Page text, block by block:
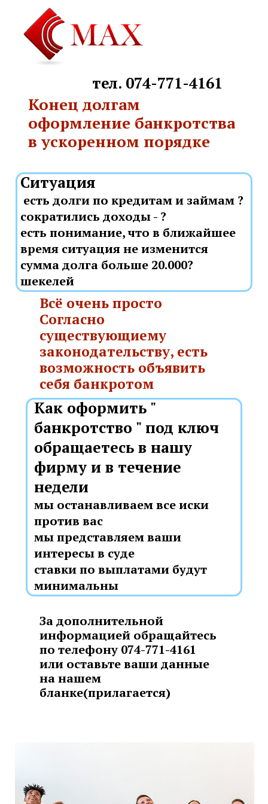
" Как оформить
банкротство " под ключ
обращаетесь в нашу
фирму и в течение
недели
мы останавливаем все иски
против вас
мы представляем ваши
интересы в суде
ставки по выплатами будут
минимальны
За дополнительной
информацией обращайтесь
по телефону 074-771-4161
или оставьте ваши данные
на нашем
бланке(прилагается)
Конец долгам
oфoрмление банкротства
в ускоренном порядке
тел. 074-771-4161
Ситуация
? есть долги по кредитам и займам
? - сократились доходы
есть понимание, что в ближайшее
время ситуация не изменится
?сумма долга больше 20.000
шекелей
Всё очень просто
Согласно
существующиему
законодательству, есть
возможность объявить
себя банкротом